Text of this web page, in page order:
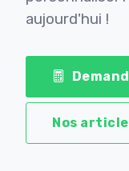
aujourd'hui !
Nos